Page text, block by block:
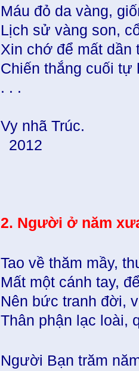
Máu đỏ da vàng,
Lịch sử vàng son,
Xin chớ để mất dần
Chiến thắng cuối tự
. . .
Vy nhã Trúc.
2012
2. Người ở năm
Tao về thăm mầy,
Mất một cánh tay,
Nên bức tranh đời,
Thân phận lạc loài,
Người Bạn trăm